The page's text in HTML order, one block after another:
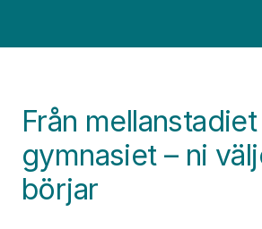
Från
gymnasiet – ni
börjar